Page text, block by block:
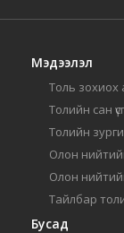
Мэдээлэл
Толь зохиох
Толийн сан
Толийн
Олон
Олон
Тайлбар
Бусад